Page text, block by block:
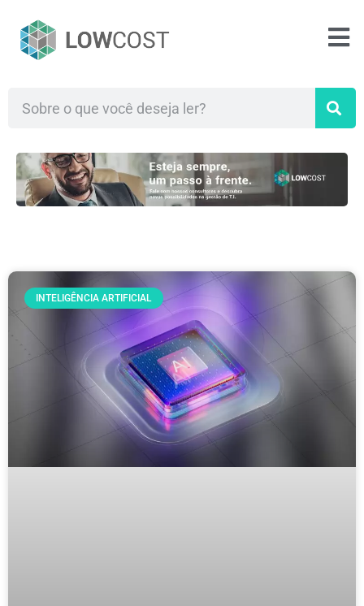
INTELIGÊNCIA ARTIFICIAL